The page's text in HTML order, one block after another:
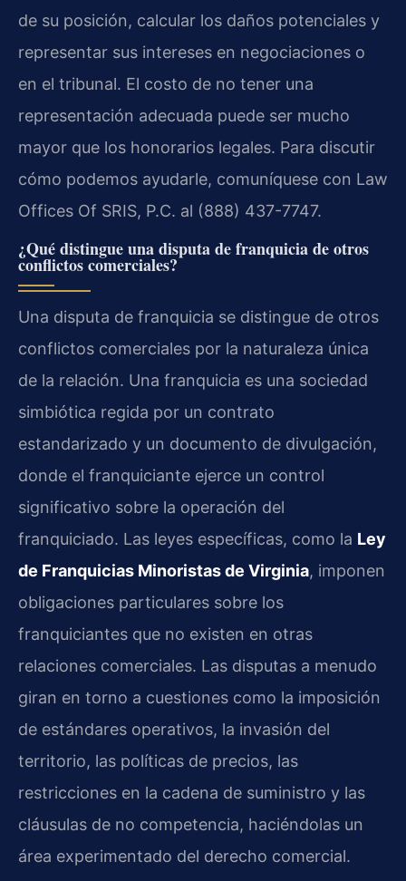
de su posición, calcular los daños potenciales y
representar sus intereses en negociaciones o
en el tribunal. El costo de no tener una
representación adecuada puede ser mucho
mayor que los honorarios legales. Para discutir
cómo podemos ayudarle, comuníquese con Law
Offices Of SRIS, P.C. al (888) 437-7747.
¿Qué distingue una disputa de franquicia de otros
conflictos comerciales?
Una disputa de franquicia se distingue de otros
conflictos comerciales por la naturaleza única
de la relación. Una franquicia es una sociedad
simbiótica regida por un contrato
estandarizado y un documento de divulgación,
donde el franquiciante ejerce un control
significativo sobre la operación del
franquiciado. Las leyes específicas, como la Ley
de Franquicias Minoristas de Virginia, imponen
obligaciones particulares sobre los
franquiciantes que no existen en otras
relaciones comerciales. Las disputas a menudo
giran en torno a cuestiones como la imposición
de estándares operativos, la invasión del
territorio, las políticas de precios, las
restricciones en la cadena de suministro y las
cláusulas de no competencia, haciéndolas un
área experimentado del derecho comercial.